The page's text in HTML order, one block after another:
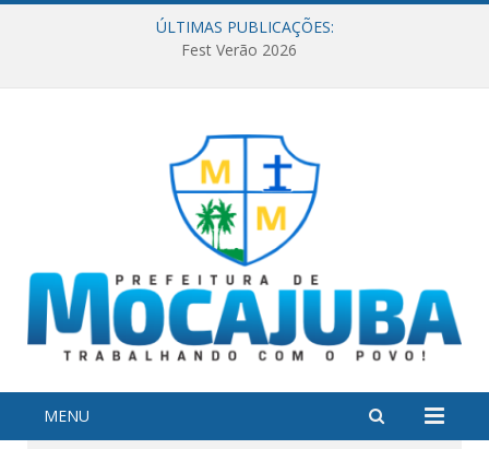
ÚLTIMAS PUBLICAÇÕES:
Fest Verão 2026
MENU